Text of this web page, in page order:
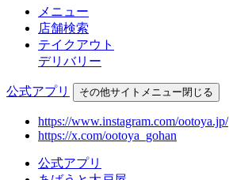
メニュー
店舗検索
テイクアウト
デリバリー
公式アプリ その他サイトメニュー閉じる
https://www.instagram.com/ootoya.jp/
https://x.com/ootoya_gohan
公式アプリ